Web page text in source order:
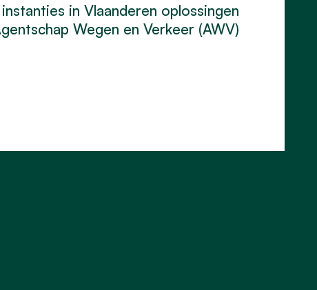
in Vlaanderen oplossingen
Wegen en Verkeer (AWV)